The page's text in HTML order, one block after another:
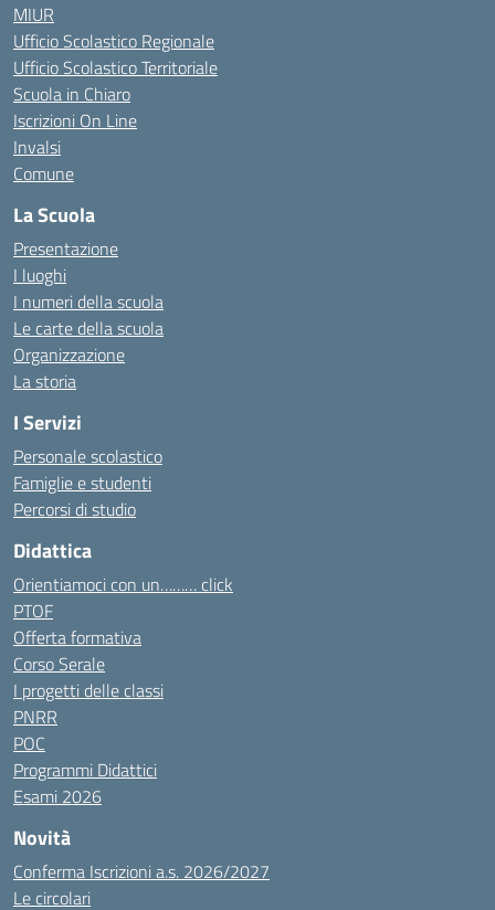
MIUR
Ufficio Scolastico Regionale
Ufficio Scolastico Territoriale
Scuola in Chiaro
Iscrizioni On Line
Invalsi
Comune
La Scuola
Presentazione
I luoghi
I numeri della scuola
Le carte della scuola
Organizzazione
La storia
I Servizi
Personale scolastico
Famiglie e studenti
Percorsi di studio
Didattica
Orientiamoci con un……… click
PTOF
Offerta formativa
Corso Serale
I progetti delle classi
PNRR
POC
Programmi Didattici
Esami 2026
Novità
Conferma Iscrizioni a.s. 2026/2027
Le circolari